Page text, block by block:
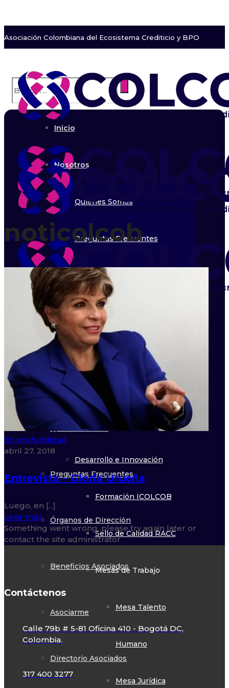
Asociación Colombiana del Ecosistema Crediticio y BPO
Beneficios Asociados
EventosCalendario
DirectorioAsociados
Inicio
Nosotros
Quiénes Somos
Preguntas Frecuentes
Órganos de Dirección
Beneficios Asociados
Asociarme
Directorio Asociados
Líneas de trabajo
Desarrollo e Innovación
Formación ICOLCOB
Sello de Calidad RACC
Mesas de Trabajo
Mesa Talento
Humano
Mesa Jurídica
Nosotros
Quiénes Somos
Preguntas Frecuentes
Órganos de Dirección
Beneficios Asociados
Asociarme
Directorio Asociados
noticolcob
En profundidad
abril 27, 2018
Entrevista – Gloria Urueña
Luego, en [...]
Leer más
Something went wrong, please try again later or
contact the site administrator
Contáctenos
Calle 79b # 5-81 Oficina 410 - Bogotá DC,
Colombia.
317 400 3277